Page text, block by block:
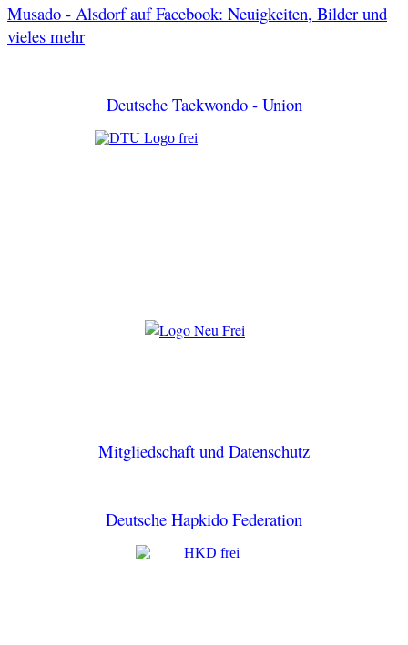
Musado - Alsdorf auf Facebook: Neuigkeiten, Bilder und
vieles mehr
Deutsche Taekwondo - Union
Mitgliedschaft und Datenschutz
Deutsche Hapkido Federation